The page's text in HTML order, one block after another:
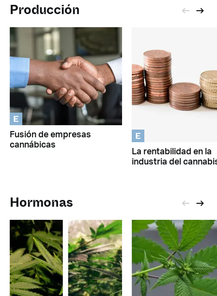
Producción
E
Fusión de empresas
cannábicas
E
La rentabilidad en la
industria del
Hormonas